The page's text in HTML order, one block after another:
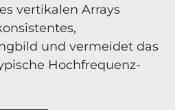
vertikalen Arrays
und vermeidet das
Hochfrequenz-